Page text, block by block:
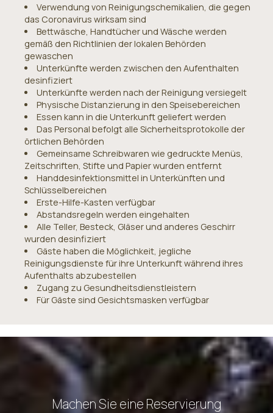
Verwendung von Reinigungschemikalien, die gegen
das Coronavirus wirksam sind
Bettwäsche, Handtücher und Wäsche werden
gemäß den Richtlinien der lokalen Behörden
gewaschen
Unterkünfte werden zwischen den Aufenthalten
desinfiziert
Unterkünfte werden nach der Reinigung versiegelt
Physische Distanzierung in den Speisebereichen
Essen kann in die Unterkunft geliefert werden
Das Personal befolgt alle Sicherheitsprotokolle der
örtlichen Behörden
Gemeinsame Schreibwaren wie gedruckte Menüs,
Zeitschriften, Stifte und Papier wurden entfernt
Handdesinfektionsmittel in Unterkünften und
Schlüsselbereichen
Erste-Hilfe-Kasten verfügbar
Abstandsregeln werden eingehalten
Alle Teller, Besteck, Gläser und anderes Geschirr
wurden desinfiziert
Gäste haben die Möglichkeit, jegliche
Reinigungsdienste für ihre Unterkunft während ihres
Aufenthalts abzubestellen
Zugang zu Gesundheitsdienstleistern
Für Gäste sind Gesichtsmasken verfügbar
Machen Sie eine Reservierung